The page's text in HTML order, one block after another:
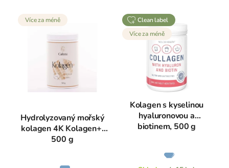
Více za méně
Hydrolyzovaný mořský
kolagen 4K Kolagen+,
500 g
Průměrné
clean label
Více za méně
Kolagen s kyselinou
hyaluronovou a
biotinem, 500 g
Průměrné
hodnocení